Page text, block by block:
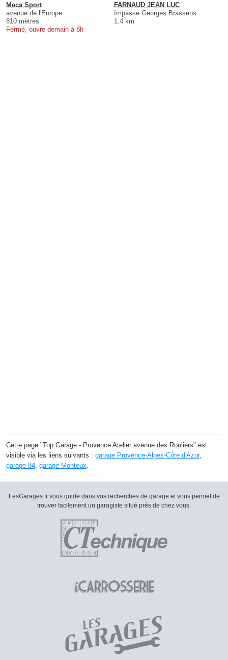
Meca Sport
avenue de l'Europe
810 mètres
Fermé, ouvre demain à 8h
FARNAUD JEAN LUC
Impasse Georges Brassens
1.4 km
Cette page "Top Garage - Provence Atelier avenue des Rouliers" est
visible via les liens suivants : garage Provence-Alpes-Côte d'Azur,
garage 84 garage Monteux
LesGarages.fr vous guide dans vos recherches de garage et vous permet de
trouver facilement un garagiste situé près de chez vous.